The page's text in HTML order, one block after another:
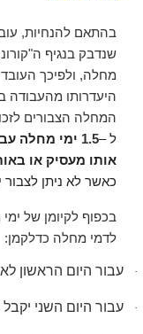
בהתאם להנחיות,
שנדבק בנגיף
מחלה, ולפיכך העובד
היעדרותו
המחלה הצבורים
ל–
1.5 ימי מחלה
אותו מעסיק או
כאשר לא ניתן לצבור יותר מ-90
בכפוף לקיומן של
לדמי מחלה כדלקמן:
· עבור היום הראשון
· עבור היום השני יקבל העובד